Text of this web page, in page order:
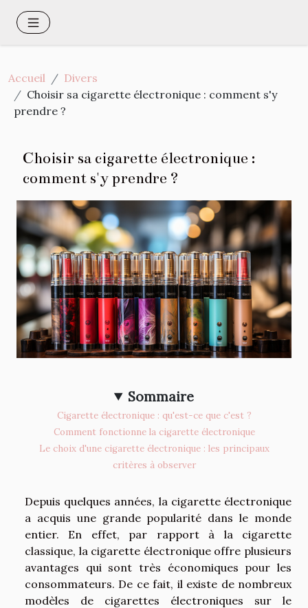
Accueil
Divers
Choisir sa cigarette électronique : comment s'y
prendre ?
Choisir sa cigarette électronique :
comment s'y prendre ?
Sommaire
Cigarette électronique : qu'est-ce que c'est ?
Comment fonctionne la cigarette électronique
Le choix d'une cigarette électronique : les principaux
critères à observer
Depuis quelques années, la cigarette électronique
a acquis une grande popularité dans le monde
entier. En effet, par rapport à la cigarette
classique, la cigarette électronique offre plusieurs
avantages qui sont très économiques pour les
consommateurs. De ce fait, il existe de nombreux
modèles de cigarettes électroniques sur le